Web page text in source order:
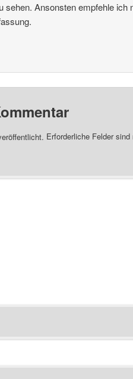
sehen. Ansonsten empfehle ich
Erforderliche Felder